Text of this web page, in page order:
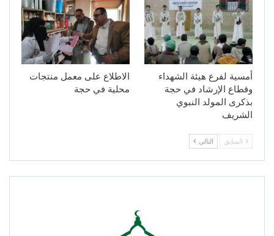
أمسية لفرع هيئة الشهداء
وقطاع الإرشاد في حجة
بذكرى المولد النبوي
الشريف
الاطلاع على معمل منتجات
محلية في حجة
السابق التالي